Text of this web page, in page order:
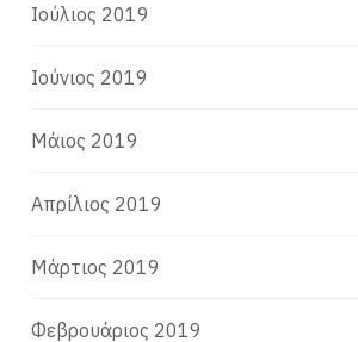
Ιούλιος 2019
Ιούνιος 2019
Μάιος 2019
Απρίλιος 2019
Μάρτιος 2019
Φεβρουάριος 2019